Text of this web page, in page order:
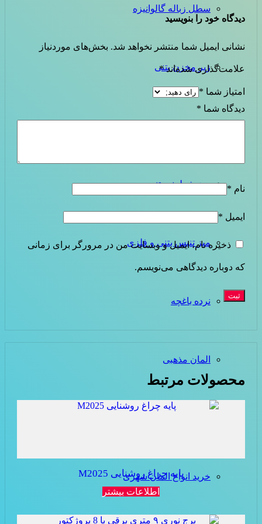
سطل زباله گالوانیزه
زیر مخزن بتنی
میز شطرنج بتنی
میز تنیس بتنی و فلزی
نرده باغچه
المان مذهبی
خرید انواع المان شهری
دیدگاه خود را بنویسید
نشانی ایمیل شما منتشر نخواهد شد. بخش‌های موردنیاز
علامت‌گذاری شده‌اند*
امتیاز شما *
دیدگاه شما *
نام *
ایمیل *
ذخیره نام، ایمیل و وبسایت من در مرورگر برای زمانی
که دوباره دیدگاهی می‌نویسم.
محصولات مرتبط
پایه چراغ روشنایی M2025
اطلاعات بیشتر